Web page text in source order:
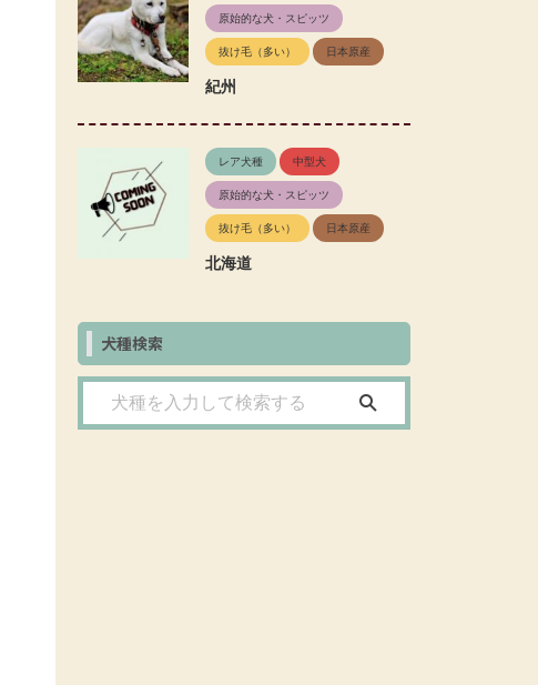
原始的な犬・スピッツ
抜け毛（多い） 日本原産
紀州
レア犬種 中型犬
原始的な犬・スピッツ
抜け毛（多い） 日本原産
北海道
犬種検索